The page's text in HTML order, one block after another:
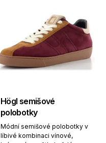
Högl semišové
polobotky
Módní semišové polobotky v
líbivé kombinaci vínové,